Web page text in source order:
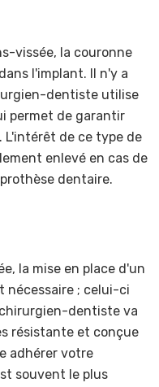
vissée, la couronne
l'implant. Il n'y a
dentiste utilise
permet de garantir
de ce type de
enlevé en cas de
dentaire.
la mise en place d'un
nécessaire ; celui-ci
dentiste va
résistante et conçue
adhérer votre
souvent le plus